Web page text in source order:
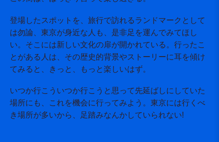
登場したスポットを、旅行で訪れるランドマークとして
は勿論、東京が身近な人も、是非足を運んでみてほし
い。そこには新しい文化の扉が開かれている。行ったこ
とがある人は、その歴史的背景やストーリーに耳を傾け
てみると、きっと、もっと楽しいはず。
いつか行こういつか行こうと思って先延ばしにしていた
場所にも、これを機会に行ってみよう。東京には行くべ
き場所が多いから、足踏みなんかしていられない!